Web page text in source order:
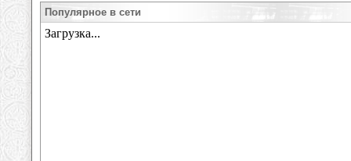
Популярное в сети